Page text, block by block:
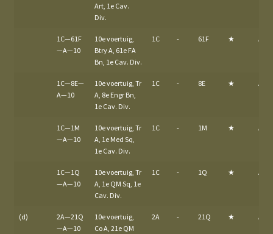
Art, 1e Cav.
Div.
1C—61F
—A—10
10e voertuig,
Btry A, 61e FA
Bn, 1e Cav. Div.
1C - 61F ★ A
1C—8E—
A—10
10e voertuig, Tr
A, 8e Engr Bn,
1e Cav. Div.
1C - 8E ★ A
1C—1M
—A—10
10e voertuig, Tr
A, 1e Med Sq,
1e Cav. Div.
1C - 1M ★ A
1C—1Q
—A—10
10e voertuig, Tr
A, 1e QM Sq, 1e
Cav. Div.
1C - 1Q ★ A
(d)
2A—21Q
—A—10
10e voertuig,
Co A, 21e QM
2A - 21Q ★ A